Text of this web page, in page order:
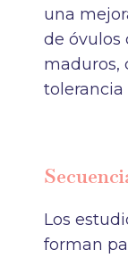
una
de óvulos
maduros,
tolerancia
Los
forman